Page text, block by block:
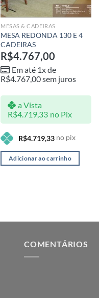
MESAS & CADEIRAS
MESA REDONDA 130 E 4
CADEIRAS
R$4.767,00
Em até 1x de
R$4.767,00sem juros
a Vista
R$4.719,33 no Pix
R$4.719,33 no pix
Adicionar ao carrinho
COMENTÁRIOS